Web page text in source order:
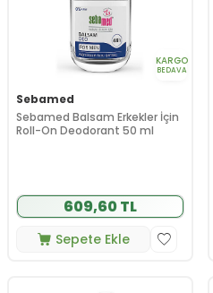
KARGO
BEDAVA
Sebamed
Sebamed Balsam Erkekler İçin
Roll-On Deodorant 50 ml
609,60 TL
Sepete Ekle